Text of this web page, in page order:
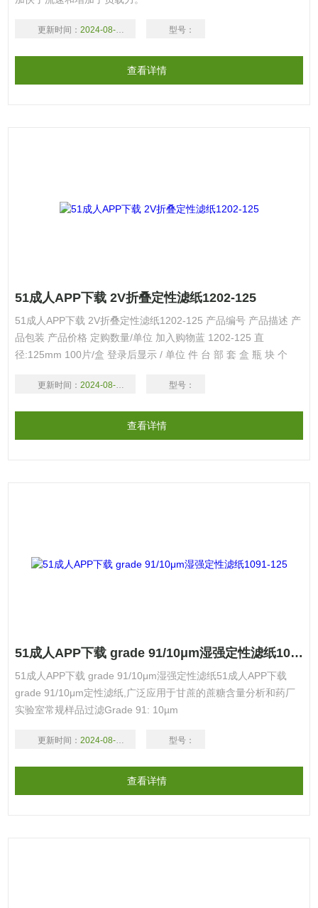
更新时间： 2024-08-17 型号：
查看详情
51成人APP下载 2V折叠定性滤纸1202-125
51成人APP下载 2V折叠定性滤纸1202-125 产品编号 产品描述 产
品包装 产品价格 定购数量/单位 加入购物蓝 1202-125 直
径:125mm 100片/盒 登录后显示 / 单位 件 台 部 套 盒 瓶 块 个
盒 瓶 块 个 1202-185 直径:185mm 100片/盒 登
更新时间： 2024-08-17 型号：
查看详情
51成人APP下载 grade 91/10μm湿强定性滤纸1091-125
51成人APP下载 grade 91/10μm湿强定性滤纸51成人APP下载
grade 91/10μm定性滤纸,广泛应用于甘蔗的蔗糖含量分析和药厂
实验室常规样品过滤Grade 91: 10µm
更新时间： 2024-08-17 型号：
查看详情